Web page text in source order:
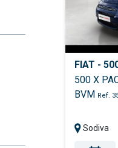
FIAT -
500 X
BVM Ref.
Sodiva